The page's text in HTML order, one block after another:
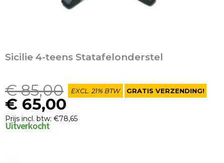
Sicilie 4-teens Statafelonderstel
€85,00
Oorspronkelijke
prijs
was:
€ 85,00.
€ 65,00
Prijs incl. btw: €78,65
Huidige
prijs
is:
EXCL. 21% BTW GRATIS VERZENDING!
Uitverkocht